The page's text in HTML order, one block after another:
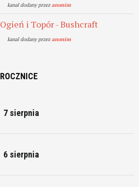
kanal dodany przezanonim
Ogień i Topór - Bushcraft
kanal dodany przezanonim
ROCZNICE
7 sierpnia
6 sierpnia